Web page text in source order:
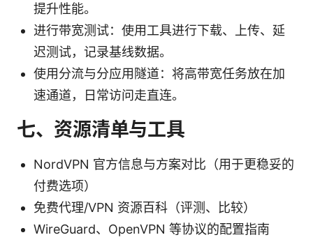
提升性能。
进行带宽测试：使用工具进行下载、上传、延
迟测试，记录基线数据。
使用分流与分应用隧道：将高带宽任务放在加
速通道，日常访问走直连。
七、资源清单与工具
NordVPN 官方信息与方案对比（用于更稳妥的
付费选项）
免费代理/VPN 资源百科（评测、比较）
WireGuard、OpenVPN 等协议的配置指南